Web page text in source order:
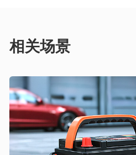
相关场景